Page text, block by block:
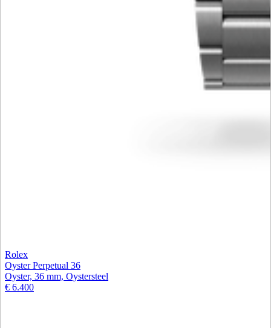
Rolex
Oyster Perpetual 36
Oyster, 36 mm, Oystersteel
€ 6.400